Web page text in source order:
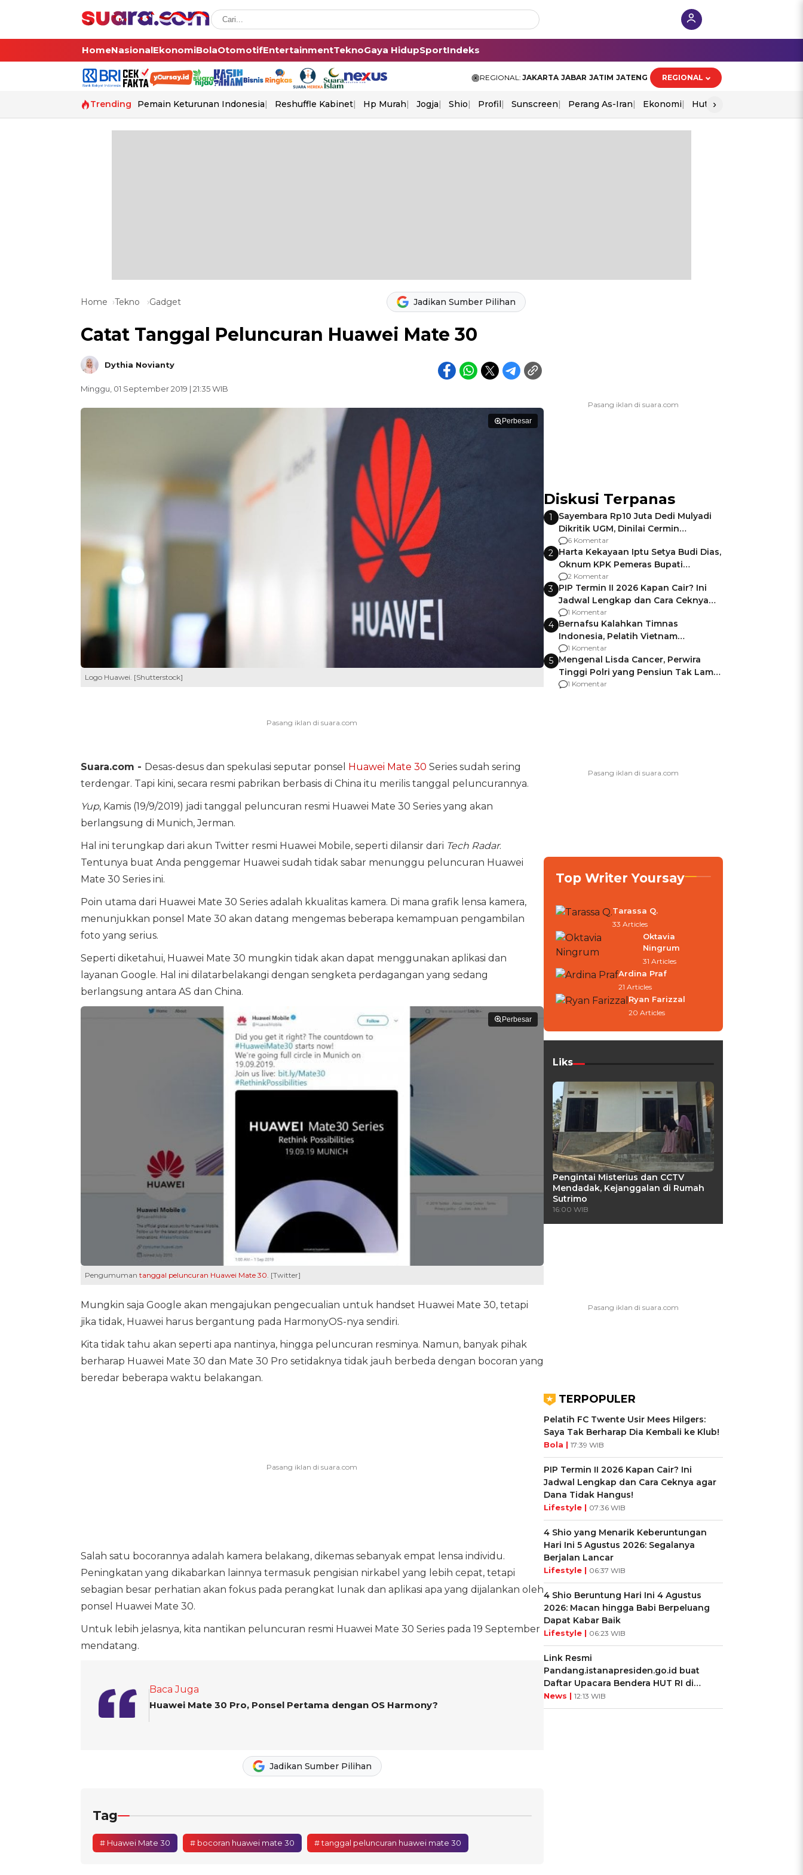
HomeNasionalEkonomiBolaOtomotifEntertainmentTeknoGaya HidupSportIndeks
REGIONAL: JAKARTA JABAR JATIM JATENG REGIONAL
Trending Pemain Keturunan Indonesia Reshuffle Kabinet Hp Murah Jogja Shio Profil Sunscreen Perang As-Iran Ekonomi Hut Ri
›
Home Tekno Gadget Jadikan Sumber Pilihan
Catat Tanggal Peluncuran Huawei Mate 30
Dythia Novianty
Minggu, 01 September 2019 | 21:35 WIB
Perbesar
Logo Huawei. [Shutterstock]
Suara.com - Desas-desus dan spekulasi seputar ponsel Huawei Mate 30 Series sudah sering
terdengar. Tapi kini, secara resmi pabrikan berbasis di China itu merilis tanggal peluncurannya.
Yup, Kamis (19/9/2019) jadi tanggal peluncuran resmi Huawei Mate 30 Series yang akan
berlangsung di Munich, Jerman.
Hal ini terungkap dari akun Twitter resmi Huawei Mobile, seperti dilansir dari Tech Radar.
Tentunya buat Anda penggemar Huawei sudah tidak sabar menunggu peluncuran Huawei
Mate 30 Series ini.
Poin utama dari Huawei Mate 30 Series adalah kkualitas kamera. Di mana grafik lensa kamera,
menunjukkan ponsel Mate 30 akan datang mengemas beberapa kemampuan pengambilan
foto yang serius.
Seperti diketahui, Huawei Mate 30 mungkin tidak akan dapat menggunakan aplikasi dan
layanan Google. Hal ini dilatarbelakangi dengan sengketa perdagangan yang sedang
berlangsung antara AS dan China.
Perbesar
Pengumuman tanggal peluncuran Huawei Mate 30. [Twitter]
Mungkin saja Google akan mengajukan pengecualian untuk handset Huawei Mate 30, tetapi
jika tidak, Huawei harus bergantung pada HarmonyOS-nya sendiri.
Kita tidak tahu akan seperti apa nantinya, hingga peluncuran resminya. Namun, banyak pihak
berharap Huawei Mate 30 dan Mate 30 Pro setidaknya tidak jauh berbeda dengan bocoran yang
beredar beberapa waktu belakangan.
Salah satu bocorannya adalah kamera belakang, dikemas sebanyak empat lensa individu.
Peningkatan yang dikabarkan lainnya termasuk pengisian nirkabel yang lebih cepat, tetapi
sebagian besar perhatian akan fokus pada perangkat lunak dan aplikasi apa yang dijalankan oleh
ponsel Huawei Mate 30.
Untuk lebih jelasnya, kita nantikan peluncuran resmi Huawei Mate 30 Series pada 19 September
mendatang.
Baca Juga
Huawei Mate 30 Pro, Ponsel Pertama dengan OS Harmony?
Jadikan Sumber Pilihan
Tag
# Huawei Mate 30 # bocoran huawei mate 30 # tanggal peluncuran huawei mate 30
Diskusi Terpanas
1
Sayembara Rp10 Juta Dedi Mulyadi
Dikritik UGM, Dinilai Cermin
Gagalnya Negara Jamin Keamanan
6 Komentar
2 Harta Kekayaan Iptu Setya Budi Dias,
Oknum KPK Pemeras Bupati
Pemalang
2 Komentar
3 PIP Termin II 2026 Kapan Cair? Ini
Jadwal Lengkap dan Cara Ceknya
agar Dana Tidak Hangus!
1 Komentar
4 Bernafsu Kalahkan Timnas
Indonesia, Pelatih Vietnam
Berencana Pakai Jimat di Pakansari
1 Komentar
5 Mengenal Lisda Cancer, Perwira
Tinggi Polri yang Pensiun Tak Lama
Usai Jadi Brigjen
1 Komentar
Top Writer Yoursay
Tarassa Q.
33 Articles
Oktavia
Ningrum
31 Articles
Ardina Praf
21 Articles
Ryan Farizzal
20 Articles
Liks
Pengintai Misterius dan CCTV
Mendadak, Kejanggalan di Rumah
Sutrimo
16:00 WIB
TERPOPULER
Pelatih FC Twente Usir Mees Hilgers:
Saya Tak Berharap Dia Kembali ke Klub!
Bola | 17:39 WIB
PIP Termin II 2026 Kapan Cair? Ini
Jadwal Lengkap dan Cara Ceknya agar
Dana Tidak Hangus!
Lifestyle | 07:36 WIB
4 Shio yang Menarik Keberuntungan
Hari Ini 5 Agustus 2026: Segalanya
Berjalan Lancar
Lifestyle | 06:37 WIB
4 Shio Beruntung Hari Ini 4 Agustus
2026: Macan hingga Babi Berpeluang
Dapat Kabar Baik
Lifestyle | 06:23 WIB
Link Resmi
Pandang.istanapresiden.go.id buat
Daftar Upacara Bendera HUT RI di
Istana Negara
News | 12:13 WIB